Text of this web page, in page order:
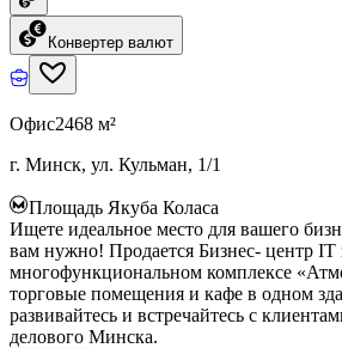
Конвертер валют
Офис2468 м²
г. Минск, ул. Кульман, 1/1
Площадь Якуба Коласа
Ищете идеальное место для вашего
вам нужно! Продается Бизнес- центр IT
многофункциональном комплексе
торговые помещения и кафе в одном
развивайтесь и встречайтесь с
делового Минска.